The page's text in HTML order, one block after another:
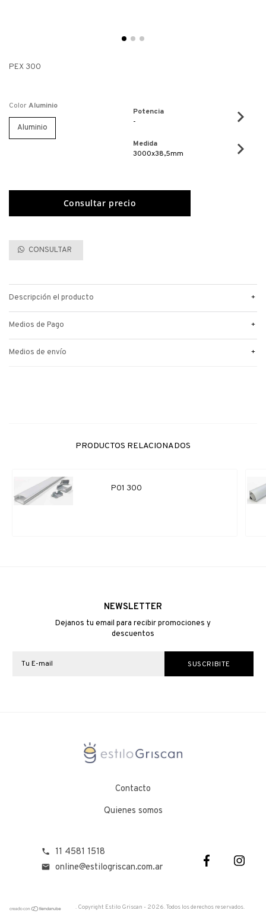
PEX 300
ColorAluminio
Aluminio
Potencia
-
Medida
3000x38,5mm
CONSULTAR
+
Descripción el producto
+
Medios de Pago
+
Medios de envío
PRODUCTOS RELACIONADOS
P01 300
NEWSLETTER
Dejanos tu email para recibir promociones y
descuentos
Contacto
Quienes somos
11 4581 1518
online@estilogriscan.com.ar
. Copyright Estilo Griscan - 2026. Todos los derechos reservados.